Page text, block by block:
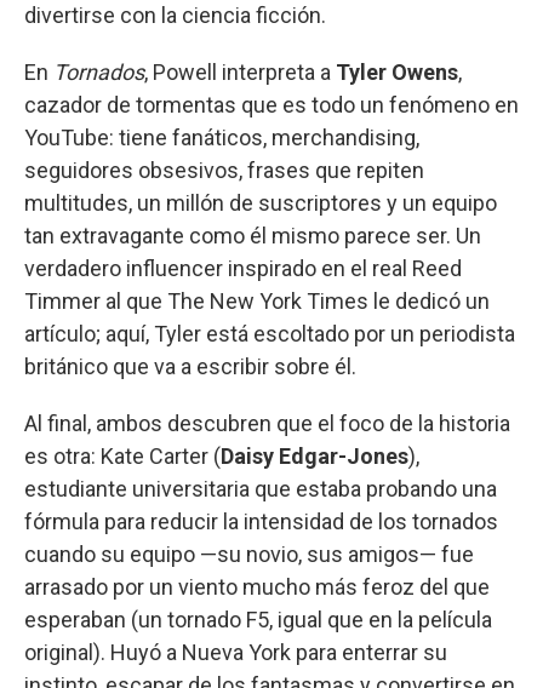
divertirse con la ciencia ficción.
En Tornados, Powell interpreta a Tyler Owens,
cazador de tormentas que es todo un fenómeno en
YouTube: tiene fanáticos, merchandising,
seguidores obsesivos, frases que repiten
multitudes, un millón de suscriptores y un equipo
tan extravagante como él mismo parece ser. Un
verdadero influencer inspirado en el real Reed
Timmer al que The New York Times le dedicó un
artículo; aquí, Tyler está escoltado por un periodista
británico que va a escribir sobre él.
Al final, ambos descubren que el foco de la historia
es otra: Kate Carter (Daisy Edgar-Jones),
estudiante universitaria que estaba probando una
fórmula para reducir la intensidad de los tornados
cuando su equipo —su novio, sus amigos— fue
arrasado por un viento mucho más feroz del que
esperaban (un tornado F5, igual que en la película
original). Huyó a Nueva York para enterrar su